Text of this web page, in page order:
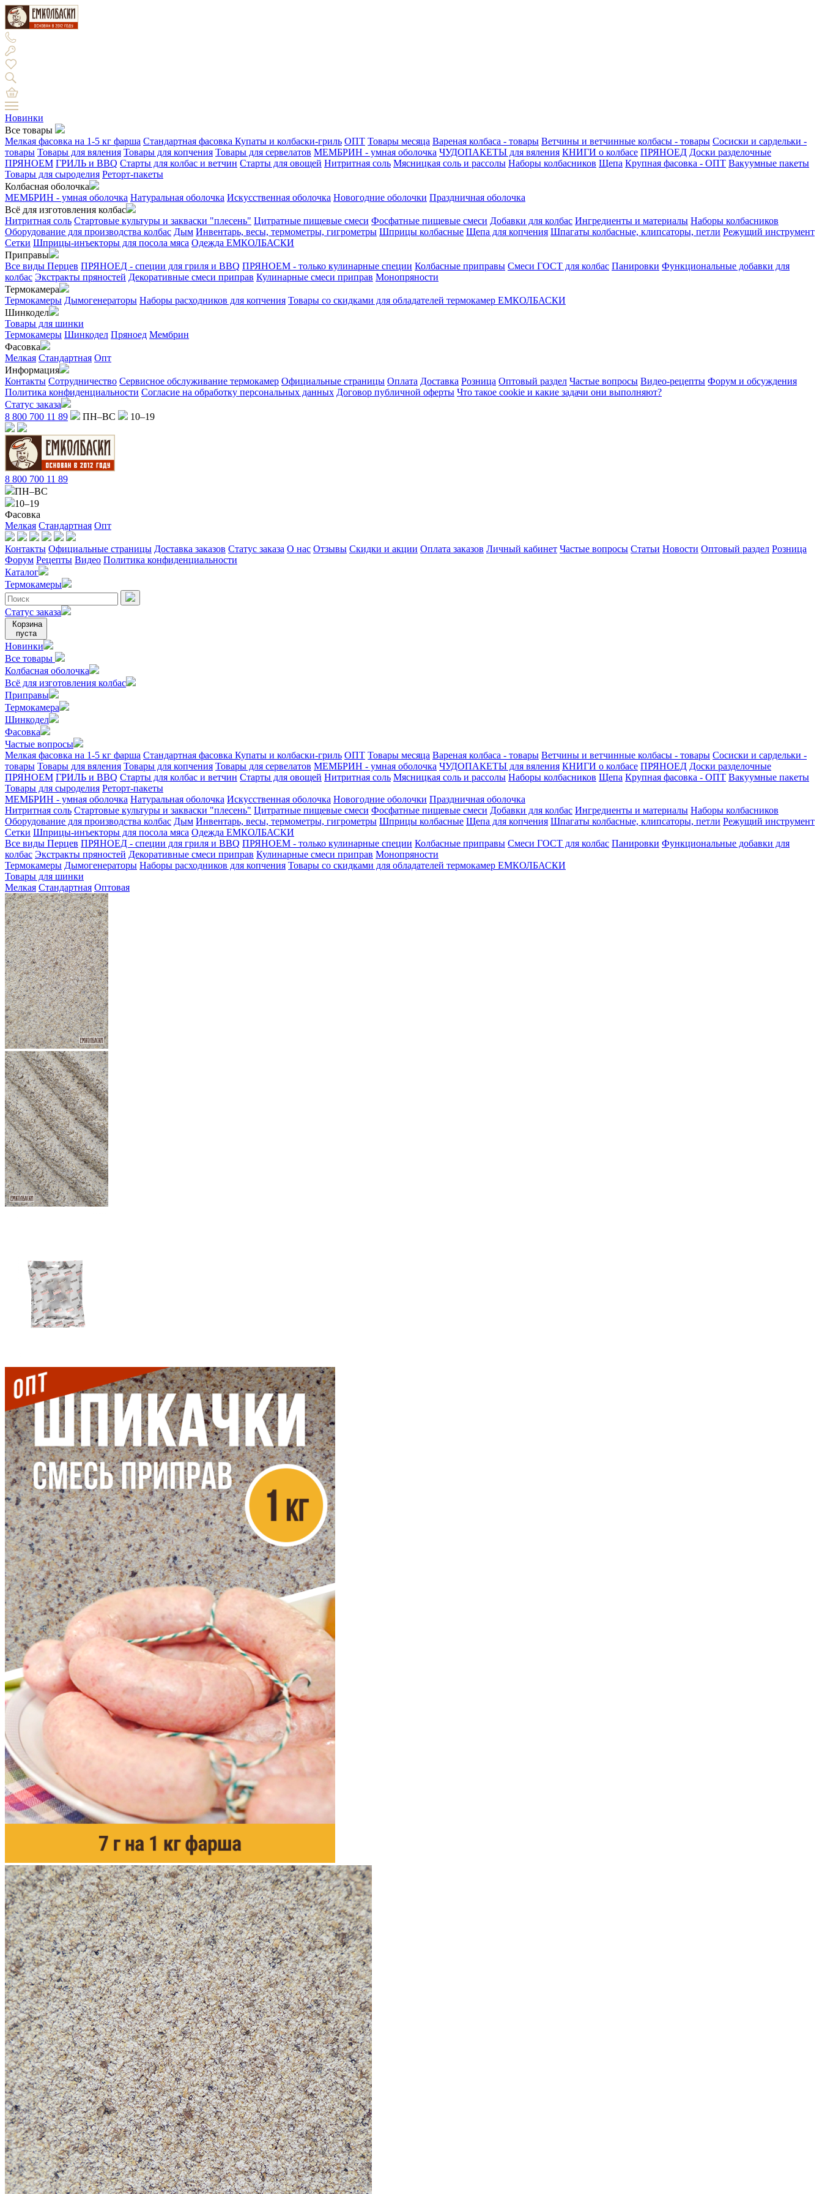
Новинки
Все товары
Мелкая фасовка на 1-5 кг фарша Стандартная фасовка Купаты и колбаски-гриль ОПТ Товары месяца Вареная колбаса - товары Ветчины и ветчинные колбасы - товары Сосиски и сардельки -
товары Товары для вяления Товары для копчения Товары для сервелатов МЕМБРИН - умная оболочка ЧУДОПАКЕТЫ для вяления КНИГИ о колбасе ПРЯНОЕД Доски разделочные
ПРЯНОЕМ ГРИЛЬ и BBQ Старты для колбас и ветчин Старты для овощей Нитритная соль Мясницкая соль и рассолы Наборы колбасников Щепа Крупная фасовка - ОПТ Вакуумные пакеты
Товары для сыроделия Реторт-пакеты
Колбасная оболочка
МЕМБРИН - умная оболочка Натуральная оболочка Искусственная оболочка Новогодние оболочки Праздничная оболочка
Всё для изготовления колбас
Нитритная соль Стартовые культуры и закваски "плесень" Цитратные пищевые смеси Фосфатные пищевые смеси Добавки для колбас Ингредиенты и материалы Наборы колбасников
Оборудование для производства колбас Дым Инвентарь, весы, термометры, гигрометры Шприцы колбасные Щепа для копчения Шпагаты колбасные, клипсаторы, петли Режущий инструмент
Сетки Шприцы-инъекторы для посола мяса Одежда ЕМКОЛБАСКИ
Приправы
Все виды Перцев ПРЯНОЕД - специи для гриля и BBQ ПРЯНОЕМ - только кулинарные специи Колбасные приправы Смеси ГОСТ для колбас Панировки Функциональные добавки для
колбас Экстракты пряностей Декоративные смеси приправ Кулинарные смеси приправ Монопряности
Термокамера
Термокамеры Дымогенераторы Наборы расходников для копчения Товары со скидками для обладателей термокамер ЕМКОЛБАСКИ
Шинкодел
Товары для шинки
Термокамеры Шинкодел Пряноед Мембрин
Фасовка
Мелкая Стандартная Опт
Информация
Контакты Сотрудничество Сервисное обслуживание термокамер Официальные страницы Оплата Доставка Розница Оптовый раздел Частые вопросы Видео-рецепты Форум и обсуждения
Политика конфиденциальности Согласие на обработку персональных данных Договор публичной оферты Что такое cookie и какие задачи они выполняют?
Статус заказа
8 800 700 11 89
ПН–ВС 10–19
8 800 700 11 89
ПН–ВС
10–19
Фасовка
Мелкая Стандартная Опт
Контакты Официальные страницы Доставка заказов Статус заказа О нас Отзывы Скидки и акции Оплата заказов Личный кабинет Частые вопросы Статьи Новости Оптовый раздел Розница
Форум Рецепты Видео Политика конфиденциальности
Каталог
Термокамеры
Статус заказа
Корзина
пуста
Новинки
Все товары
Колбасная оболочка
Всё для изготовления колбас
Приправы
Термокамера
Шинкодел
Фасовка
Частые вопросы
Мелкая фасовка на 1-5 кг фарша Стандартная фасовка Купаты и колбаски-гриль ОПТ Товары месяца Вареная колбаса - товары Ветчины и ветчинные колбасы - товары Сосиски и сардельки -
товары Товары для вяления Товары для копчения Товары для сервелатов МЕМБРИН - умная оболочка ЧУДОПАКЕТЫ для вяления КНИГИ о колбасе ПРЯНОЕД Доски разделочные
ПРЯНОЕМ ГРИЛЬ и BBQ Старты для колбас и ветчин Старты для овощей Нитритная соль Мясницкая соль и рассолы Наборы колбасников Щепа Крупная фасовка - ОПТ Вакуумные пакеты
Товары для сыроделия Реторт-пакеты
МЕМБРИН - умная оболочка Натуральная оболочка Искусственная оболочка Новогодние оболочки Праздничная оболочка
Нитритная соль Стартовые культуры и закваски "плесень" Цитратные пищевые смеси Фосфатные пищевые смеси Добавки для колбас Ингредиенты и материалы Наборы колбасников
Оборудование для производства колбас Дым Инвентарь, весы, термометры, гигрометры Шприцы колбасные Щепа для копчения Шпагаты колбасные, клипсаторы, петли Режущий инструмент
Сетки Шприцы-инъекторы для посола мяса Одежда ЕМКОЛБАСКИ
Все виды Перцев ПРЯНОЕД - специи для гриля и BBQ ПРЯНОЕМ - только кулинарные специи Колбасные приправы Смеси ГОСТ для колбас Панировки Функциональные добавки для
колбас Экстракты пряностей Декоративные смеси приправ Кулинарные смеси приправ Монопряности
Термокамеры Дымогенераторы Наборы расходников для копчения Товары со скидками для обладателей термокамер ЕМКОЛБАСКИ
Товары для шинки
Мелкая Стандартная Оптовая